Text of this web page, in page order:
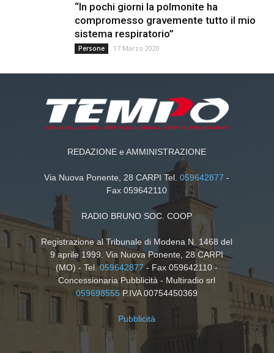
“In pochi giorni la polmonite ha
compromesso gravemente tutto il mio
sistema respiratorio”
Persone 17 Marzo 2020
REDAZIONE e AMMINISTRAZIONE
Via Nuova Ponente, 28 CARPI Tel.059642877 -
Fax 059642110
RADIO BRUNO SOC. COOP
Registrazione al Tribunale di Modena N. 1468 del
9 aprile 1999. Via Nuova Ponente, 28 CARPI
(MO) - Tel.059642877- Fax 059642110 -
Concessionaria Pubblicità - Multiradio srl
059698555 P.IVA 00754450369
Pubblicità